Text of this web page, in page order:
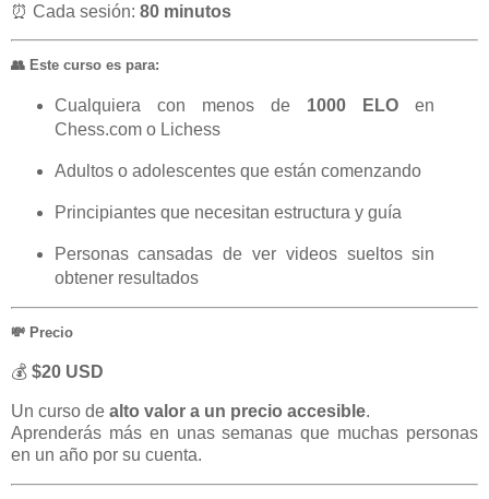
⏰ Cada sesión: 80 minutos
👥 Este curso es para:
Cualquiera con menos de 1000 ELO en
Chess.com o Lichess
Adultos o adolescentes que están comenzando
Principiantes que necesitan estructura y guía
Personas cansadas de ver videos sueltos sin
obtener resultados
💸 Precio
💰 $20 USD
Un curso de alto valor a un precio accesible.
Aprenderás más en unas semanas que muchas personas
en un año por su cuenta.